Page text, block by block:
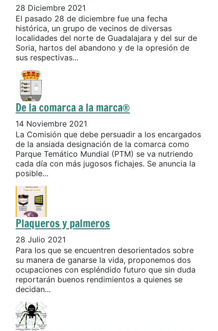
28 Diciembre 2021
El pasado 28 de diciembre fue una fecha
histórica, un grupo de vecinos de diversas
localidades del norte de Guadalajara y del sur de
Soria, hartos del abandono y de la opresión de
sus respectivas...
De la comarca a la marca®
14 Noviembre 2021
La Comisión que debe persuadir a los encargados
de la ansiada designación de la comarca como
Parque Temático Mundial (PTM) se va nutriendo
cada día con más jugosos fichajes. Se anuncia la
posible...
Plaqueros y palmeros
28 Julio 2021
Para los que se encuentren desorientados sobre
su manera de ganarse la vida, proponemos dos
ocupaciones con espléndido futuro que sin duda
reportarán buenos rendimientos a quienes se
decidan...